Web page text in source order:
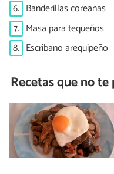
6. Banderillas coreanas
7. Masa para tequeños
8. Escribano arequipeño
Recetas que no